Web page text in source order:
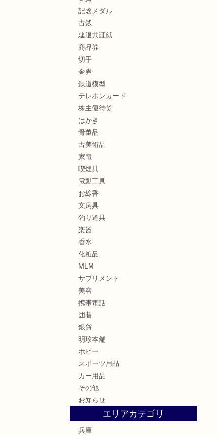
記念メダル
古銭
建退共証紙
商品券
切手
金券
鉄道模型
テレホンカード
株主優待券
はがき
骨董品
古美術品
家電
喫煙具
電動工具
お線香
文房具
釣り道具
楽器
香水
化粧品
MLM
サプリメント
美容
携帯電話
囲碁
銀貨
明珍本舗
ホビー
スポーツ用品
カー用品
その他
お知らせ
エリアカテゴリ
兵庫